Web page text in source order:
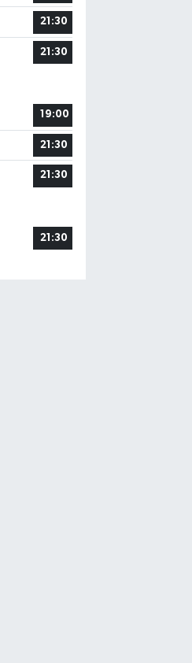
21:30
21:30
19:00
21:30
21:30
21:30